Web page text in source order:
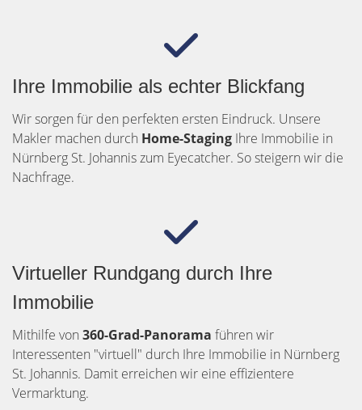
Ihre Immobilie als echter Blickfang
Wir sorgen für den perfekten ersten Eindruck. Unsere
Makler machen durch Home-Staging Ihre Immobilie in
Nürnberg St. Johannis zum Eyecatcher. So steigern wir die
Nachfrage.
Virtueller Rundgang durch Ihre
Immobilie
Mithilfe von 360-Grad-Panorama führen wir
Interessenten "virtuell" durch Ihre Immobilie in Nürnberg
St. Johannis. Damit erreichen wir eine effizientere
Vermarktung.